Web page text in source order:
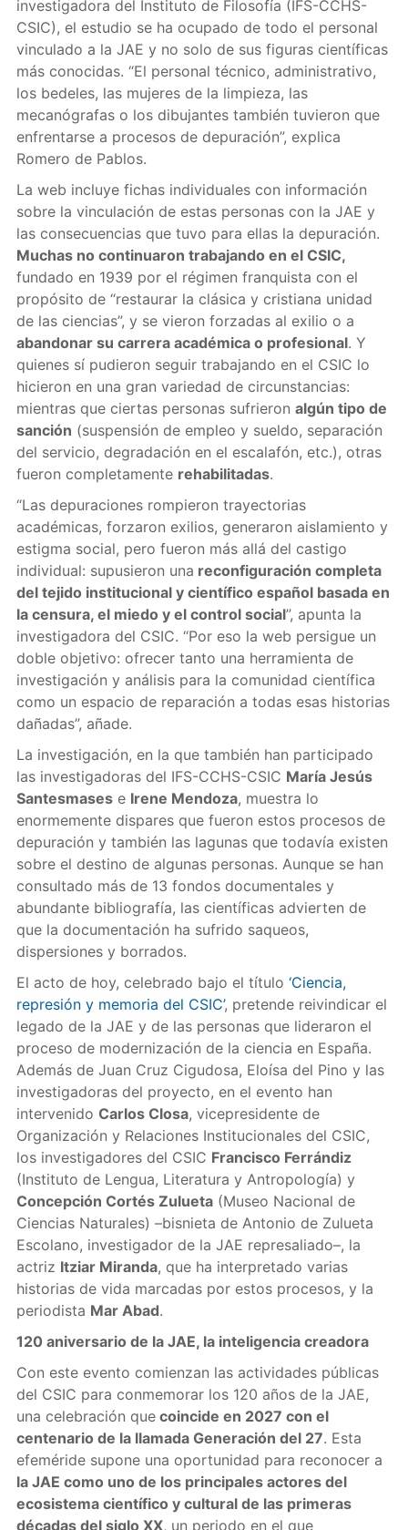
investigadora del Instituto de Filosofía (IFS-CCHS-
CSIC), el estudio se ha ocupado de todo el personal
vinculado a la JAE y no solo de sus figuras científicas
más conocidas. “El personal técnico, administrativo,
los bedeles, las mujeres de la limpieza, las
mecanógrafas o los dibujantes también tuvieron que
enfrentarse a procesos de depuración”, explica
Romero de Pablos.
La web incluye fichas individuales con información
sobre la vinculación de estas personas con la JAE y
las consecuencias que tuvo para ellas la depuración.
Muchas no continuaron trabajando en el CSIC,
fundado en 1939 por el régimen franquista con el
propósito de “restaurar la clásica y cristiana unidad
de las ciencias”, y se vieron forzadas al exilio o a
abandonar su carrera académica o profesional. Y
quienes sí pudieron seguir trabajando en el CSIC lo
hicieron en una gran variedad de circunstancias:
mientras que ciertas personas sufrieron algún tipo de
sanción (suspensión de empleo y sueldo, separación
del servicio, degradación en el escalafón, etc.), otras
fueron completamente rehabilitadas.
“Las depuraciones rompieron trayectorias
académicas, forzaron exilios, generaron aislamiento y
estigma social, pero fueron más allá del castigo
individual: supusieron una reconfiguración completa
del tejido institucional y científico español basada en
la censura, el miedo y el control social”, apunta la
investigadora del CSIC. “Por eso la web persigue un
doble objetivo: ofrecer tanto una herramienta de
investigación y análisis para la comunidad científica
como un espacio de reparación a todas esas historias
dañadas”, añade.
La investigación, en la que también han participado
las investigadoras del IFS-CCHS-CSIC María Jesús
Santesmasese Irene Mendoza, muestra lo
enormemente dispares que fueron estos procesos de
depuración y también las lagunas que todavía existen
sobre el destino de algunas personas. Aunque se han
consultado más de 13 fondos documentales y
abundante bibliografía, las científicas advierten de
que la documentación ha sufrido saqueos,
dispersiones y borrados.
El acto de hoy, celebrado bajo el título ‘Ciencia,
represión y memoria del CSIC’, pretende reivindicar el
legado de la JAE y de las personas que lideraron el
proceso de modernización de la ciencia en España.
Además de Juan Cruz Cigudosa, Eloísa del Pino y las
investigadoras del proyecto, en el evento han
intervenido Carlos Closa, vicepresidente de
Organización y Relaciones Institucionales del CSIC,
los investigadores del CSIC Francisco Ferrándiz
(Instituto de Lengua, Literatura y Antropología) y
Concepción Cortés Zulueta(Museo Nacional de
Ciencias Naturales) –bisnieta de Antonio de Zulueta
Escolano, investigador de la JAE represaliado–, la
actriz Itziar Miranda, que ha interpretado varias
historias de vida marcadas por estos procesos, y la
periodista Mar Abad.
120 aniversario de la JAE, la inteligencia creadora
Con este evento comienzan las actividades públicas
del CSIC para conmemorar los 120 años de la JAE,
una celebración quecoincide en 2027 con el
centenario de la llamada Generación del 27. Esta
efeméride supone una oportunidad para reconocer a
la JAE como uno de los principales actores del
ecosistema científico y cultural de las primeras
décadas del siglo XX, un periodo en el que